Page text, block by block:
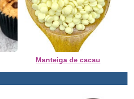
Manteiga de cacau